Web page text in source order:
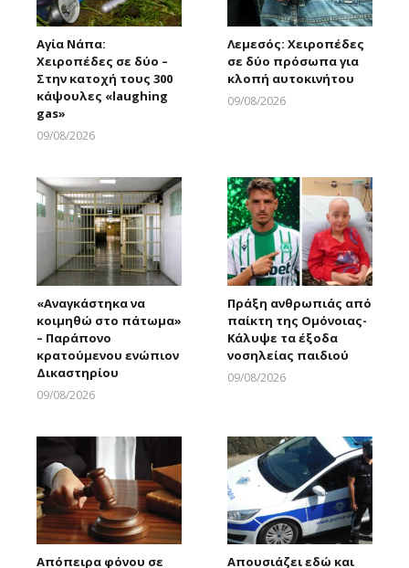
Αγία Νάπα:
Χειροπέδες σε δύο –
Στην κατοχή τους 300
κάψουλες «laughing
gas»
09/08/2026
Λεμεσός: Χειροπέδες
σε δύο πρόσωπα για
κλοπή αυτοκινήτου
09/08/2026
«Αναγκάστηκα να
κοιμηθώ στο πάτωμα»
– Παράπονο
κρατούμενου ενώπιον
Δικαστηρίου
09/08/2026
Πράξη ανθρωπιάς από
παίκτη της Ομόνοιας-
Κάλυψε τα έξοδα
νοσηλείας παιδιού
09/08/2026
Απόπειρα φόνου σε
Απουσιάζει εδώ και